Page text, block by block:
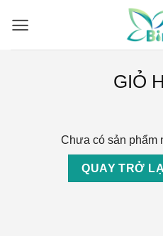
GIỎ
Chưa có sản phẩm
QUAY TRỞ